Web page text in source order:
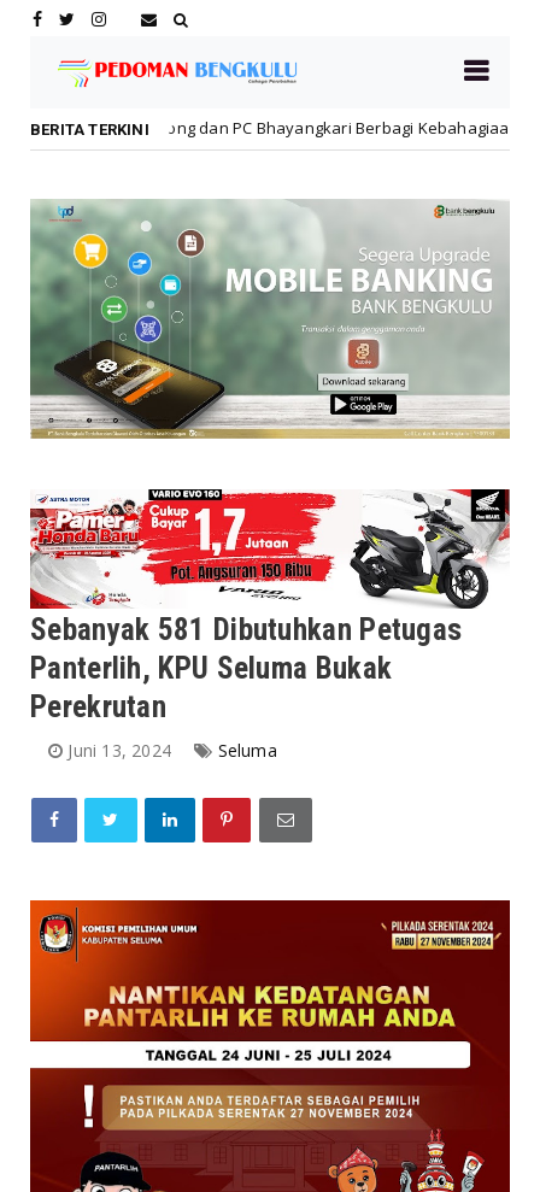
BERITA TERKINI
dan PC Bhayangkari Berbagi Kebahagiaan Bersama Anak Panti
Sebanyak 581 Dibutuhkan Petugas
Panterlih, KPU Seluma Bukak
Perekrutan
Juni 13, 2024 Seluma